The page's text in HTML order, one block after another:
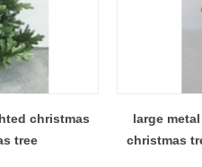
christmas
tree
large
christmas